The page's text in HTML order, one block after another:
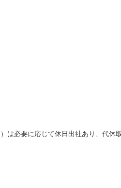
は必要に応じて休日出社あり、代休